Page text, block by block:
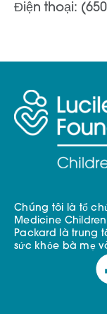
Điện thoại:
Chúng tôi là tổ
Medicine
Packard là trung
sức khỏe bà mẹ